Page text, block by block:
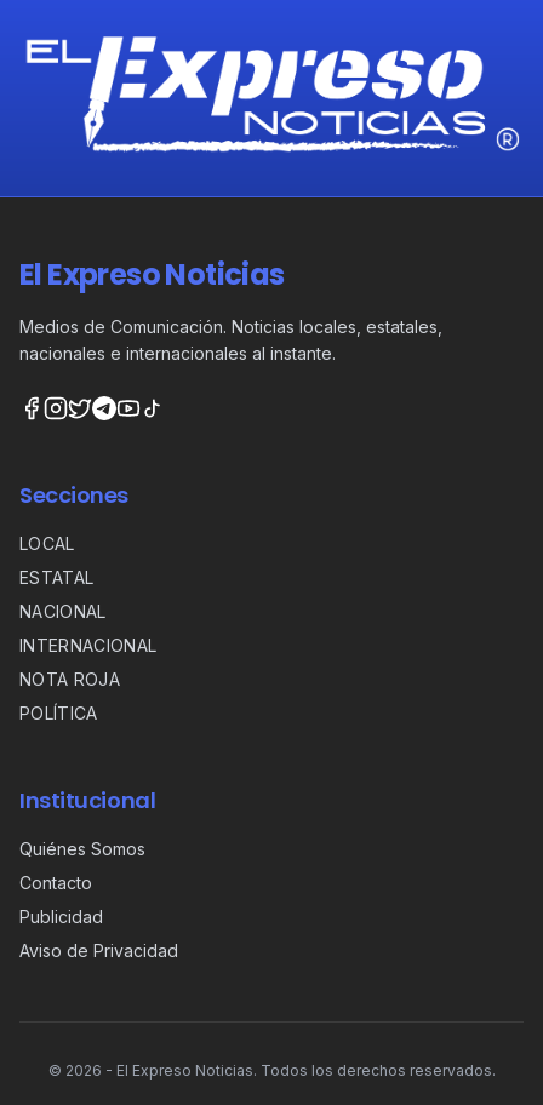
El Expreso Noticias
Medios de Comunicación. Noticias locales, estatales,
nacionales e internacionales al instante.
Secciones
LOCAL
ESTATAL
NACIONAL
INTERNACIONAL
NOTA ROJA
POLÍTICA
Institucional
Quiénes Somos
Contacto
Publicidad
Aviso de Privacidad
© 2026 - El Expreso Noticias. Todos los derechos reservados.